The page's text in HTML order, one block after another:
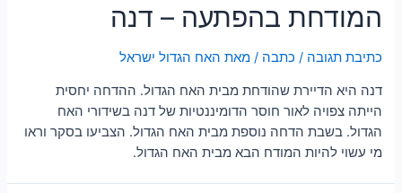
המודחת בהפתעה – דנה
כתיבת תגובה /כתבה/ מאתהאח הגדול ישראל
דנה היא הדיירת שהודחת מבית האח הגדול. ההדחה יחסית
הייתה צפויה לאור חוסר הדומיננטיות של דנה בשידורי האח
הגדול. בשבת הדחה נוספת מבית האח הגדול. הצביעו בסקר וראו
מי עשוי להיות המודח הבא מבית האח הגדול.